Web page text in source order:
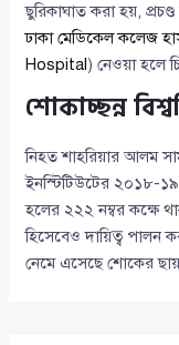
ছুরিকাঘাত করা হয়,
ঢাকা মেডিকেল কলেজ
Hospital ) নেওয়া হলে
শোকাচ্ছন্ন
নিহত শাহরিয়ার আলম
ইনস্টিটিউটের ২০১৮-১৯
হলের ২২২ নম্বর কক্ষে
হিসেবেও দায়িত্ব পালন
নেমে এসেছে শোকের